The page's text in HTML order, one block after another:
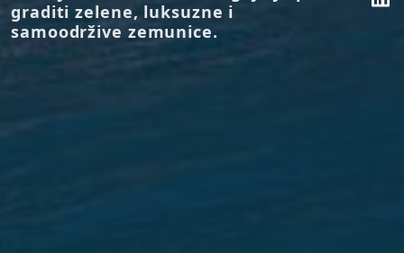
graditi zelene, luksuzne i
samoodržive zemunice.